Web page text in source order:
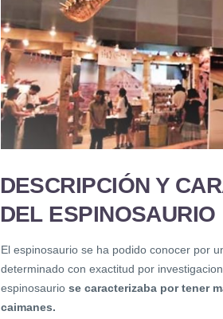
DESCRIPCIÓN Y
DEL ESPINOSAURIO
El espinosaurio se ha podido conocer por
determinado con exactitud por
espinosaurio se caracterizaba por tener
caimanes.